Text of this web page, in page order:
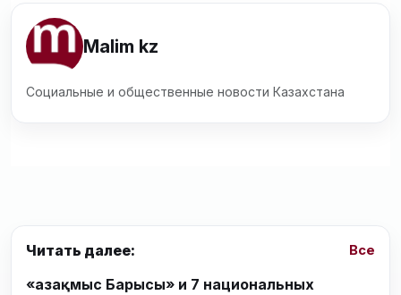
Malim kz
Социальные и общественные новости Казахстана
Читать далее: Все
«Қазақмыс Барысы» и 7 национальных